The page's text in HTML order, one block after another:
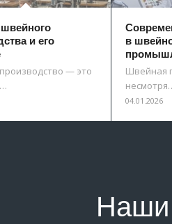
и его
— это
в
Швейная
04.01.2026
Наши